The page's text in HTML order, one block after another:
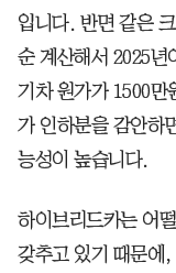
입니다. 반면 같은
순 계산해서 2025년
기차 원가가 1500만
가 인하분을 감안하
능성이 높습니다.
하이브리드카는 어
갖추고 있기 때문에